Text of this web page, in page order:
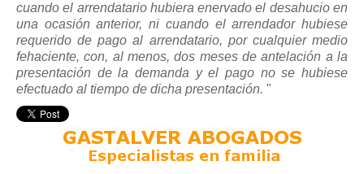
cuando el arrendatario hubiera enervado el desahucio en
una ocasión anterior, ni cuando el arrendador hubiese
requerido de pago al arrendatario, por cualquier medio
fehaciente, con, al menos, dos meses de antelación a la
presentación de la demanda y el pago no se hubiese
efectuado al tiempo de dicha presentación. "